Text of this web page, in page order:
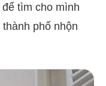
tìm cho mình
phố nhộn